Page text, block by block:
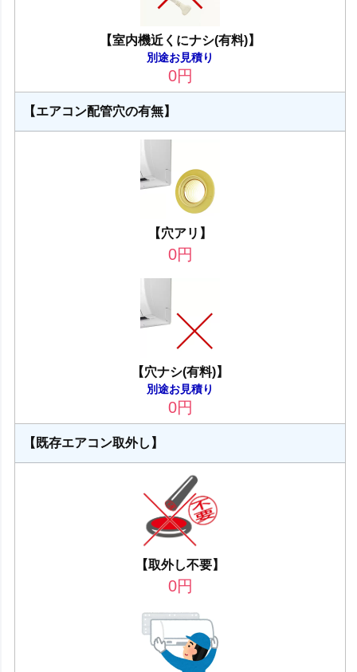
【室内機近くにナシ(有料)】
別途お見積り
0円
【エアコン配管穴の有無】
【穴アリ】
0円
【穴ナシ(有料)】
別途お見積り
0円
【既存エアコン取外し】
【取外し不要】
0円